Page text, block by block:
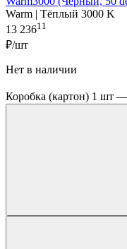
Warm | Тёплый 3000 K
13 23611
₽/шт
Нет в наличии
Коробка (картон) 1 шт —